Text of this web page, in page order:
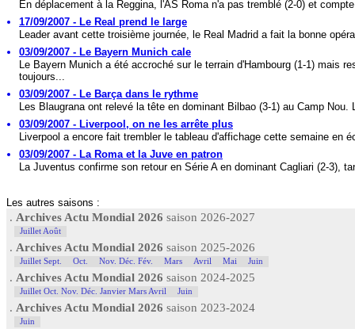
En déplacement à la Reggina, l'AS Roma n'a pas tremblé (2-0) et
17/09/2007 - Le Real prend le large
Leader avant cette troisième journée, le Real Madrid a fait la bonne
03/09/2007 - Le Bayern Munich cale
Le Bayern Munich a été accroché sur le terrain d'Hambourg (1-1) mais
toujours...
03/09/2007 - Le Barça dans le rythme
Les Blaugrana ont relevé la tête en dominant Bilbao (3-1) au Camp Nou.
03/09/2007 - Liverpool, on ne les arrête plus
Liverpool a encore fait trembler le tableau d'affichage cette semaine en
03/09/2007 - La Roma et la Juve en patron
La Juventus confirme son retour en Série A en dominant Cagliari (2-3),
Les autres saisons :
. Archives Actu Mondial 2026 saison 2026-2027
Juillet Août
. Archives Actu Mondial 2026 saison 2025-2026
Juillet Sept. Oct. Nov. Déc. Fév. Mars Avril Mai Juin
. Archives Actu Mondial 2026 saison 2024-2025
Juillet Oct. Nov. Déc. Janvier Mars Avril Juin
. Archives Actu Mondial 2026 saison 2023-2024
Juin